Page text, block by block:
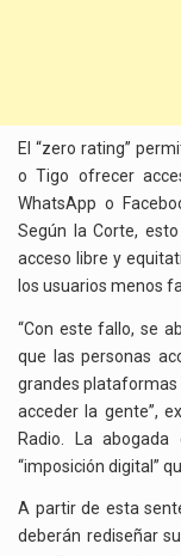
El “zero rating”
o Tigo ofrecer
WhatsApp o
Según la Corte,
acceso libre y
los usuarios menos
“Con este fallo, se
que las personas
grandes plataformas
acceder la gente”,
Radio. La
“imposición digital”
A partir de esta
deberán rediseñar